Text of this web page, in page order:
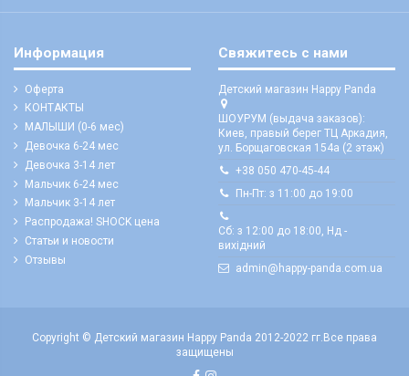
Информация
Оферта
КОНТАКТЫ
МАЛЫШИ (0-6 мес)
Девочка 6-24 мес
Девочка 3-14 лет
Мальчик 6-24 мес
Мальчик 3-14 лет
Распродажа! SHOCK цена
Статьи и новости
Отзывы
Свяжитесь с нами
Детский магазин Happy Panda
ШОУРУМ (выдача заказов):
Киев, правый берег ТЦ Аркадия,
ул. Борщаговская 154а (2 этаж)
+38 050 470-45-44
Пн-Пт: з 11:00 до 19:00
Сб: з 12:00 до 18:00, Нд -
вихідний
admin@happy-panda.com.ua
Copyright © Детский магазин Happy Panda 2012-2022 гг. Все права
защищены